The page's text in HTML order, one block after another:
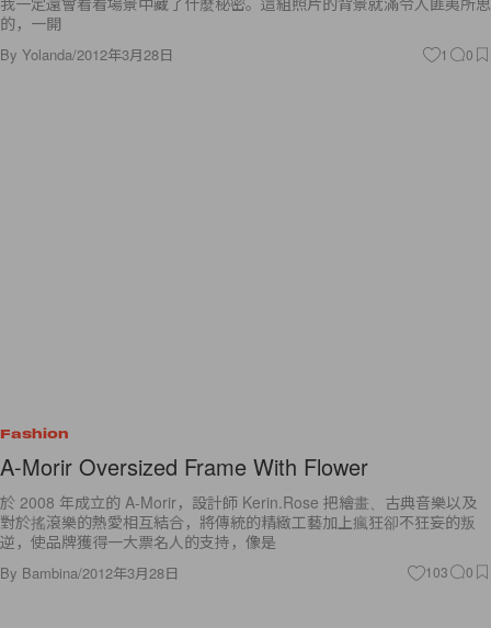
的，一開
By Yolanda/2012年3月28日 1 0
Fashion
A-Morir Oversized Frame With Flower
於 2008 年成立的 A-Morir，設計師 Kerin.Rose 把繪畫、古典音樂以及
對於搖滾樂的熱愛相互結合，將傳統的精緻工藝加上瘋狂卻不狂妄的叛
逆，使品牌獲得一大票名人的支持，像是
By Bambina/2012年3月28日 103 0